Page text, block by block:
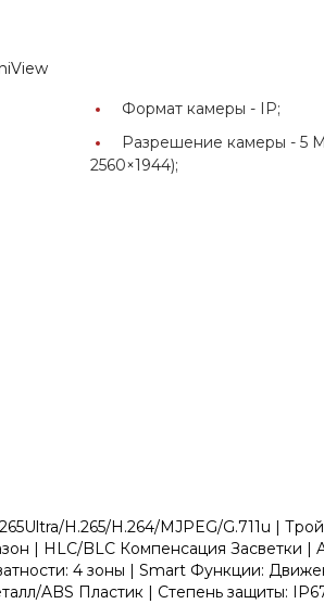
Формат камеры - IP;
Разрешение камеры -5
2560×1944);
H.265/H.264/MJPEG/G.711u |
| HLC/BLC Компенсация Засветки |
4 зоны | Smart Функции:
ABS Пластик | Степень защиты: